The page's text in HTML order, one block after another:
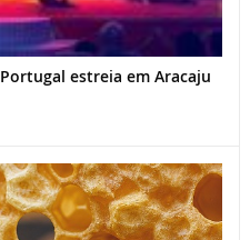
estreia em Aracaju